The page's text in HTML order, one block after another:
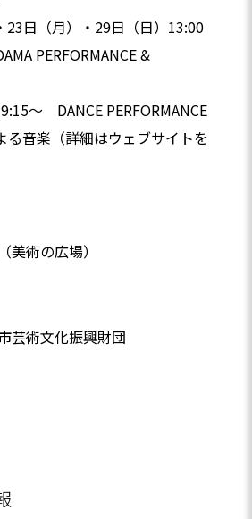
23日（月）・29日（日）13:00
PERFORMANCE &
～ DANCE PERFORMANCE
音楽（詳細はウェブサイトを
美術の広場）
芸術文化振興財団